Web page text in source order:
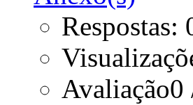
Respostas:
Avaliação0